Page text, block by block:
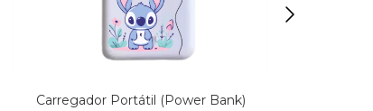
Carregador Portátil (Power Bank)